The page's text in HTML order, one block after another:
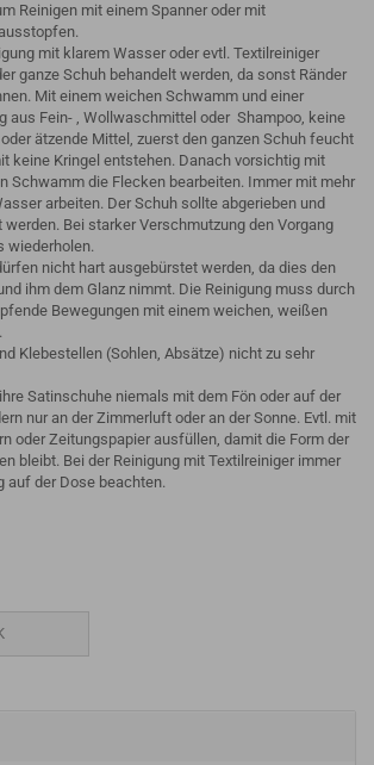
Reinigen mit einem Spanner oder mit
mit klarem Wasser oder evtl. Textilreiniger
ganze Schuh behandelt werden, da sonst Ränder
Mit einem weichen Schwamm und einer
aus Fein- , Wollwaschmittel oder Shampoo, keine
ätzende Mittel, zuerst den ganzen Schuh feucht
keine Kringel entstehen. Danach vorsichtig mit
Schwamm die Flecken bearbeiten. Immer mit mehr
arbeiten. Der Schuh sollte abgerieben und
werden. Bei starker Verschmutzung den Vorgang
wiederholen.
nicht hart ausgebürstet werden, da dies den
ihm dem Glanz nimmt. Die Reinigung muss durch
Bewegungen mit einem weichen, weißen
Klebestellen (Sohlen, Absätze) nicht zu sehr
Satinschuhe niemals mit dem Fön oder auf der
nur an der Zimmerluft oder an der Sonne. Evtl. mit
oder Zeitungspapier ausfüllen, damit die Form der
bleibt. Bei der Reinigung mit Textilreiniger immer
auf der Dose beachten.